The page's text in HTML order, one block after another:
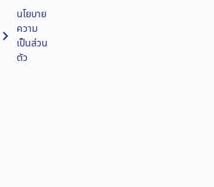
นโยบาย
ความ
เป็นส่วน
ตัว